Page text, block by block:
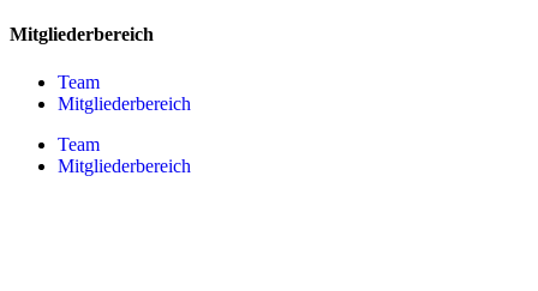
Mitgliederbereich
Team
Mitgliederbereich
Team
Mitgliederbereich